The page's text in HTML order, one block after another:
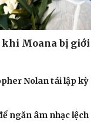
khi Moana bị giới
Nolan tái lập kỳ
ngăn âm nhạc lệch